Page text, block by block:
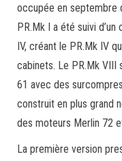
occupée en septembre
PR.Mk I a été suivi
IV, créant le PR.Mk IV
cabinets. Le PR.Mk VIII
61 avec des
construit en plus grand
des moteurs Merlin 72
La première version